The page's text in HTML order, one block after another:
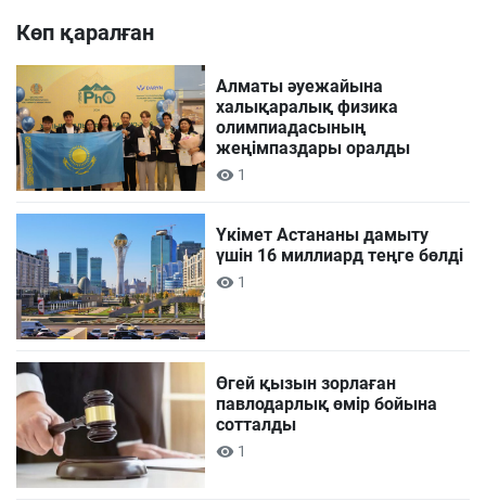
Көп қаралған
Алматы әуежайына
халықаралық физика
олимпиадасының
жеңімпаздары оралды
1
Үкімет Астананы дамыту
үшін 16 миллиард теңге бөлді
1
Өгей қызын зорлаған
павлодарлық өмір бойына
сотталды
1